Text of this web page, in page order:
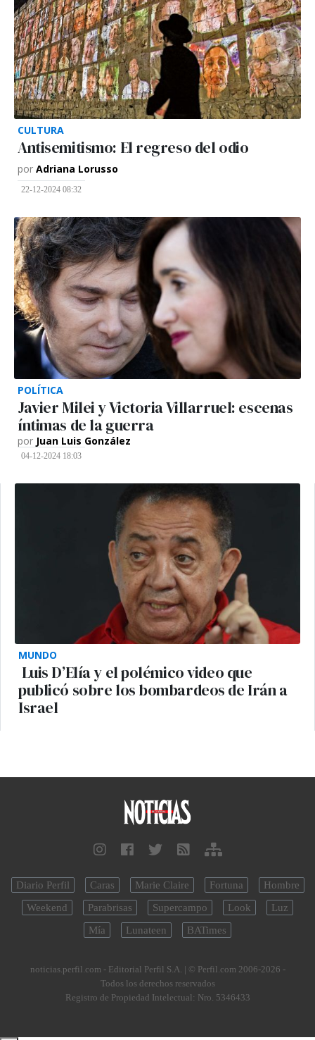
CULTURA
Antisemitismo: El regreso del odio
por Adriana Lorusso
22-12-2024 08:32
POLÍTICA
Javier Milei y Victoria Villarruel: escenas
íntimas de la guerra
por Juan Luis González
04-12-2024 18:03
MUNDO
Luis D’Elía y el polémico video que
publicó sobre los bombardeos de Irán a
Israel
Diario Perfil Caras Marie Claire Fortuna
Hombre
Weekend
Parabrisas Supercampo Look
Luz
Mía
Lunateen BATimes
noticias.perfil.com - Editorial Perfil S.A. | © Perfil.com 2006-2026 -
Todos los derechos reservados
Registro de Propiedad Intelectual: Nro. 5346433